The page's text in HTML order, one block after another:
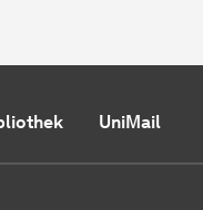
UniMail